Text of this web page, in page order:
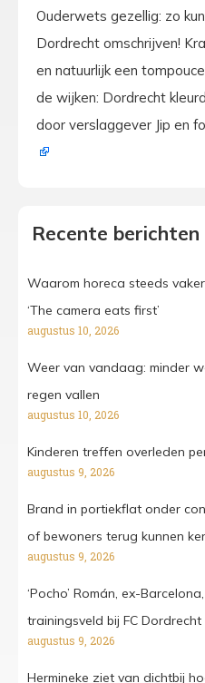
Ouderwets gezellig: zo
Dordrecht omschrijven!
en natuurlijk een
de wijken: Dordrecht
door verslaggever Jip en
Recente berichten
Waarom horeca steeds
‘The camera eats first’
augustus 10, 2026
Weer van vandaag: minder
regen vallen
augustus 10, 2026
Kinderen treffen overleden
augustus 9, 2026
Brand in portiekflat onder
of bewoners terug kunnen
augustus 9, 2026
‘Pocho’ Román, ex-
trainingsveld bij FC Dordrecht
augustus 9, 2026
Hermineke ziet van dichtbij